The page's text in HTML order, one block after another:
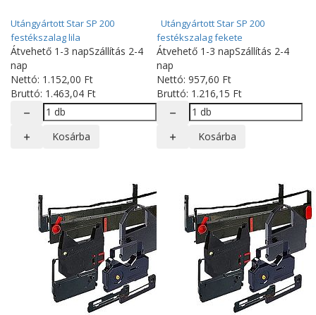
Utángyártott Star SP 200
festékszalag lila
Átvehető 1-3 napSzállítás 2-4
nap
Nettó: 1.152,00 Ft
Bruttó: 1.463,04 Ft
Kosárba
Utángyártott Star SP 200
festékszalag fekete
Átvehető 1-3 napSzállítás 2-4
nap
Nettó: 957,60 Ft
Bruttó: 1.216,15 Ft
Kosárba